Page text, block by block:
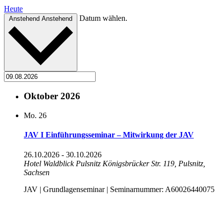
Heute
Anstehend Anstehend Datum wählen.
Oktober 2026
Mo. 26
JAV I Einführungsseminar – Mitwirkung der JAV
26.10.2026 - 30.10.2026
Hotel Waldblick Pulsnitz Königsbrücker Str. 119, Pulsnitz,
Sachsen
JAV | Grundlagenseminar | Seminarnummer: A60026440075